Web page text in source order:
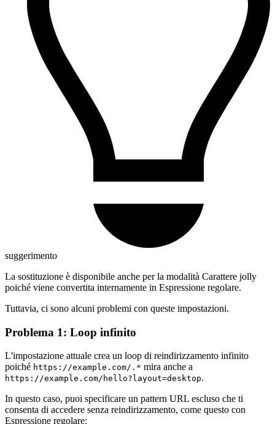
suggerimento
La sostituzione è disponibile anche per la modalità Carattere jolly
poiché viene convertita internamente in Espressione regolare.
Tuttavia, ci sono alcuni problemi con queste impostazioni.
Problema 1: Loop infinito
L'impostazione attuale crea un loop di reindirizzamento infinito
poiché https://example.com/.* mira anche a
https://example.com/hello?layout=desktop.
In questo caso, puoi specificare un pattern URL escluso che ti
consenta di accedere senza reindirizzamento, come questo con
Espressione regolare: